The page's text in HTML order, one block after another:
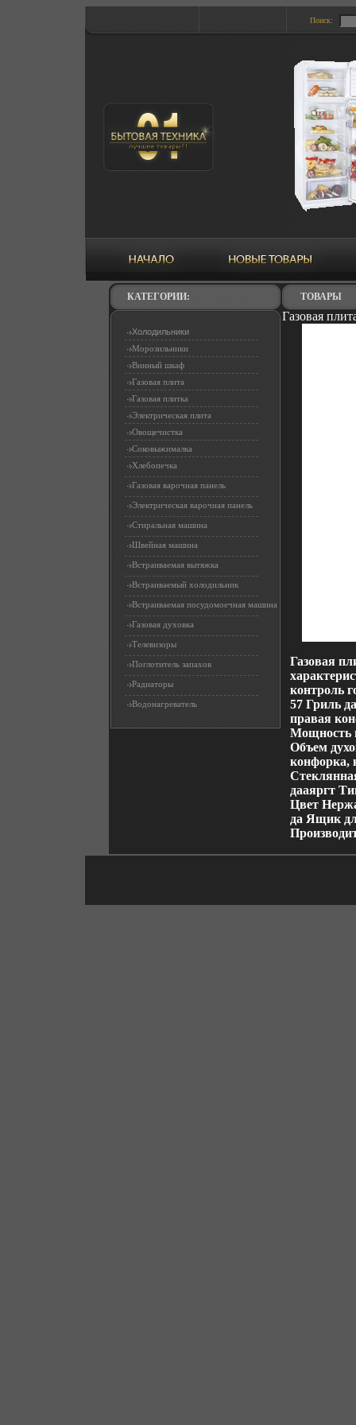
Поиск:
КАТЕГОРИИ:
Холодильники
Морозильники
Винный шкаф
Газовая плита
Газовая плитка
Электрическая плита
Овощечистка
Соковыжималка
Хлебопечка
Газовая варочная панель
Электрическая варочная панель
Стиральная машина
Швейная машина
Встраиваемая вытяжка
Встраиваемый холодильник
Встраиваемая посудомоечная машина
Газовая духовка
Телевизоры
Поглотитель запахов
Радиаторы
Водонагреватель
ТОВАРЫ
Газовая
Газовая
контроль
57 Гриль
правая
Мощность
Объем
конфорка,
дааяргт
Цвет
да Ящик